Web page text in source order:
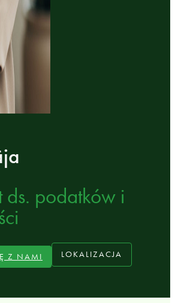
ds. podatków i
Z NAMI LOKALIZACJA